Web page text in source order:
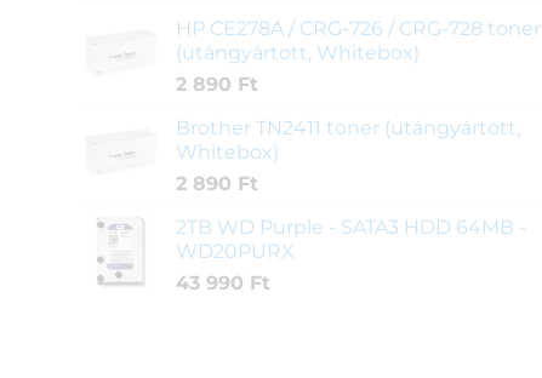
HP CE278A / CRG-726 / CRG-728 toner
(utángyártott, Whitebox)
2 890 Ft
Brother TN2411 toner (utángyártott,
Whitebox)
2 890 Ft
2TB WD Purple - SATA3 HDD 64MB -
WD20PURX
43 990 Ft